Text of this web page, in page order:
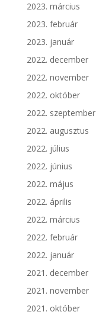
2023. március
2023. február
2023. január
2022. december
2022. november
2022. október
2022. szeptember
2022. augusztus
2022. július
2022. június
2022. május
2022. április
2022. március
2022. február
2022. január
2021. december
2021. november
2021. október